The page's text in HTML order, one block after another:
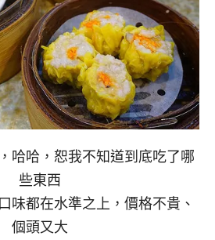
哈哈，恕我不知道到底吃了哪
些東西
味都在水準之上，價格不貴、
個頭又大